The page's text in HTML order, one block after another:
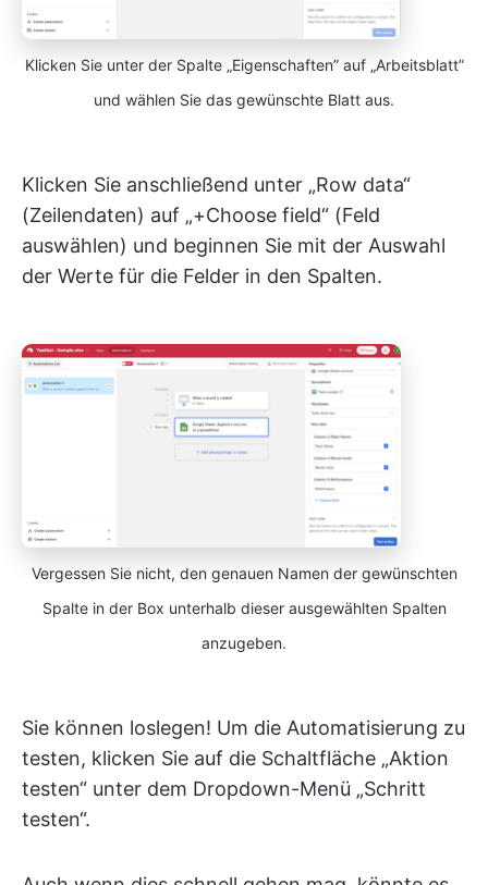
Klicken Sie unter der Spalte „Eigenschaften” auf „Arbeitsblatt”
und wählen Sie das gewünschte Blatt aus.
Klicken Sie anschließend unter „Row data“
(Zeilendaten) auf „+Choose field“ (Feld
auswählen) und beginnen Sie mit der Auswahl
der Werte für die Felder in den Spalten.
Vergessen Sie nicht, den genauen Namen der gewünschten
Spalte in der Box unterhalb dieser ausgewählten Spalten
anzugeben.
Sie können loslegen! Um die Automatisierung zu
testen, klicken Sie auf die Schaltfläche „Aktion
testen“ unter dem Dropdown-Menü „Schritt
testen“.